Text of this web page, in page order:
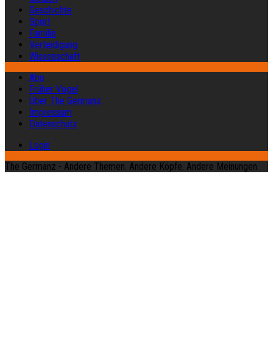
Geschichte
Sport
Familie
Verteidigung
Wissenschaft
Abo
Früher Vogel
Über The Germanz
Impressum
Datenschutz
Login
The Germanz - Andere Themen. Andere Köpfe. Andere Meinungen.